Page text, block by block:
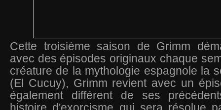
Cette troisième saison de Grimm
avec des épisodes originaux chaque
créature de la mythologie espagnole la
(El Cucuy), Grimm revient avec un
également différent de ses